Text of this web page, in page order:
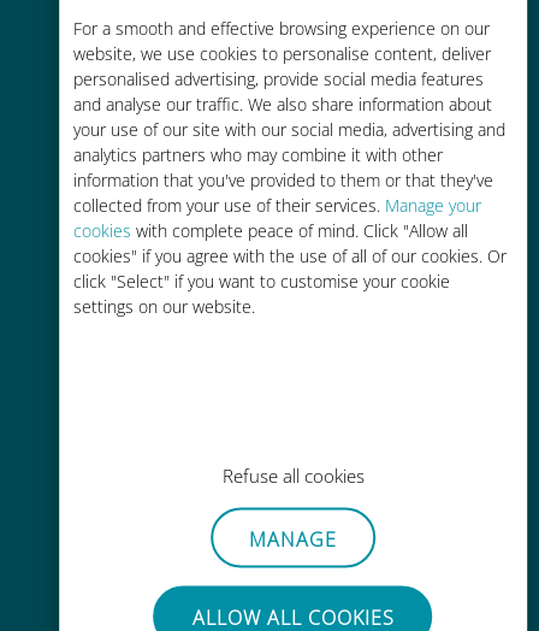
For a smooth and effective browsing experience on our
website, we use cookies to personalise content, deliver
personalised advertising, provide social media features
and analyse our traffic. We also share information about
your use of our site with our social media, advertising and
analytics partners who may combine it with other
information that you've provided to them or that they've
collected from your use of their services. Manage your
cookies with complete peace of mind. Click "Allow all
cookies" if you agree with the use of all of our cookies. Or
click "Select" if you want to customise your cookie
settings on our website.
Refuse all cookies
MANAGE
ALLOW ALL COOKIES
お客様が普段お使いのキャリアでロ
ーミングサービスを使った場合に比
べて最大で90％の節約が可能です。
かんたん追加購入
Wi-Fiやデータ残量がなくても、
手間いらず
使用中のSIMカードを抜き差しする